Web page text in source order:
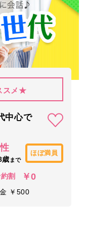
スメ★
中心で
歳 まで
ほぼ満員
割 ￥0
￥500